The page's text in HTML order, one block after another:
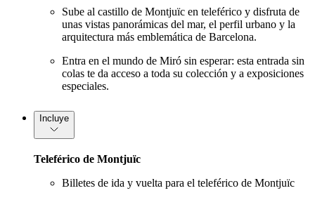
Sube al castillo de Montjuïc en teleférico y disfruta de
unas vistas panorámicas del mar, el perfil urbano y la
arquitectura más emblemática de Barcelona.
Entra en el mundo de Miró sin esperar: esta entrada sin
colas te da acceso a toda su colección y a exposiciones
especiales.
Incluye
Teleférico de Montjuïc
Billetes de ida y vuelta para el teleférico de Montjuïc